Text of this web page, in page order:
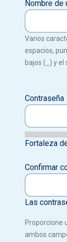
Nombre de
Varios
espacios,
bajos (_) y el
Contraseña
Fortaleza
Confirmar
Las
Proporcione
ambos